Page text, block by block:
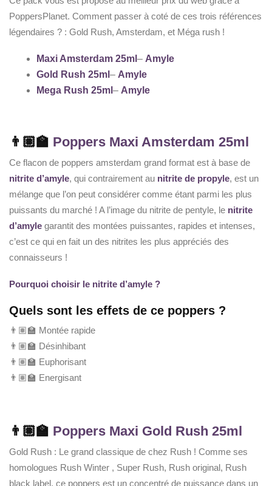
PoppersPlanet. Comment passer à coté de ces trois références
légendaires ? : Gold Rush, Amsterdam, et Méga rush !
Maxi Amsterdam 25ml – Amyle
Gold Rush 25ml – Amyle
Mega Rush 25ml – Amyle
👨🏽‍🏫 Poppers Maxi Amsterdam 25ml
Ce flacon de poppers amsterdam grand format est à base de
nitrite d’amyle, qui contrairement au nitrite de propyle, est un
mélange que l’on peut considérer comme étant parmi les plus
puissants du marché ! A l’image du nitrite de pentyle, le nitrite
d’amyle garantit des montées puissantes, rapides et intenses,
c’est ce qui en fait un des nitrites les plus appréciés des
connaisseurs !
Pourquoi choisir le nitrite d’amyle ?
Quels sont les effets de ce poppers ?
👨🏽‍🏫 Montée rapide
👨🏽‍🏫 Désinhibant
👨🏽‍🏫 Euphorisant
👨🏽‍🏫 Energisant
👨🏽‍🏫 Poppers Maxi Gold Rush 25ml
Gold Rush : Le grand classique de chez Rush ! Comme ses
homologues Rush Winter , Super Rush, Rush original, Rush
black label, ce poppers est un concentré de puissance dans un